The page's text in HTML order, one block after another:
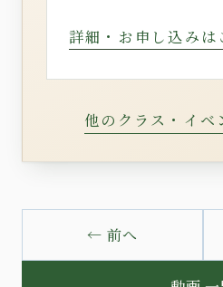
詳細・お申し込み
他のクラス・イ
← 前へ